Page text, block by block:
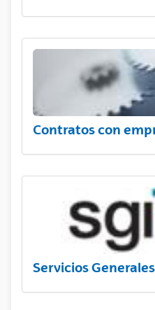
Contratos con
Servicios